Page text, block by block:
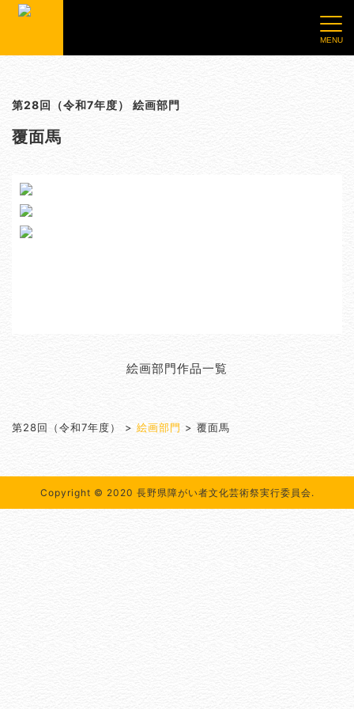
第28回（令和7年度） 絵画部門
覆面馬
絵画部門作品一覧
第28回（令和7年度） > 絵画部門 > 覆面馬
Copyright © 2020 長野県障がい者文化芸術祭実行委員会.